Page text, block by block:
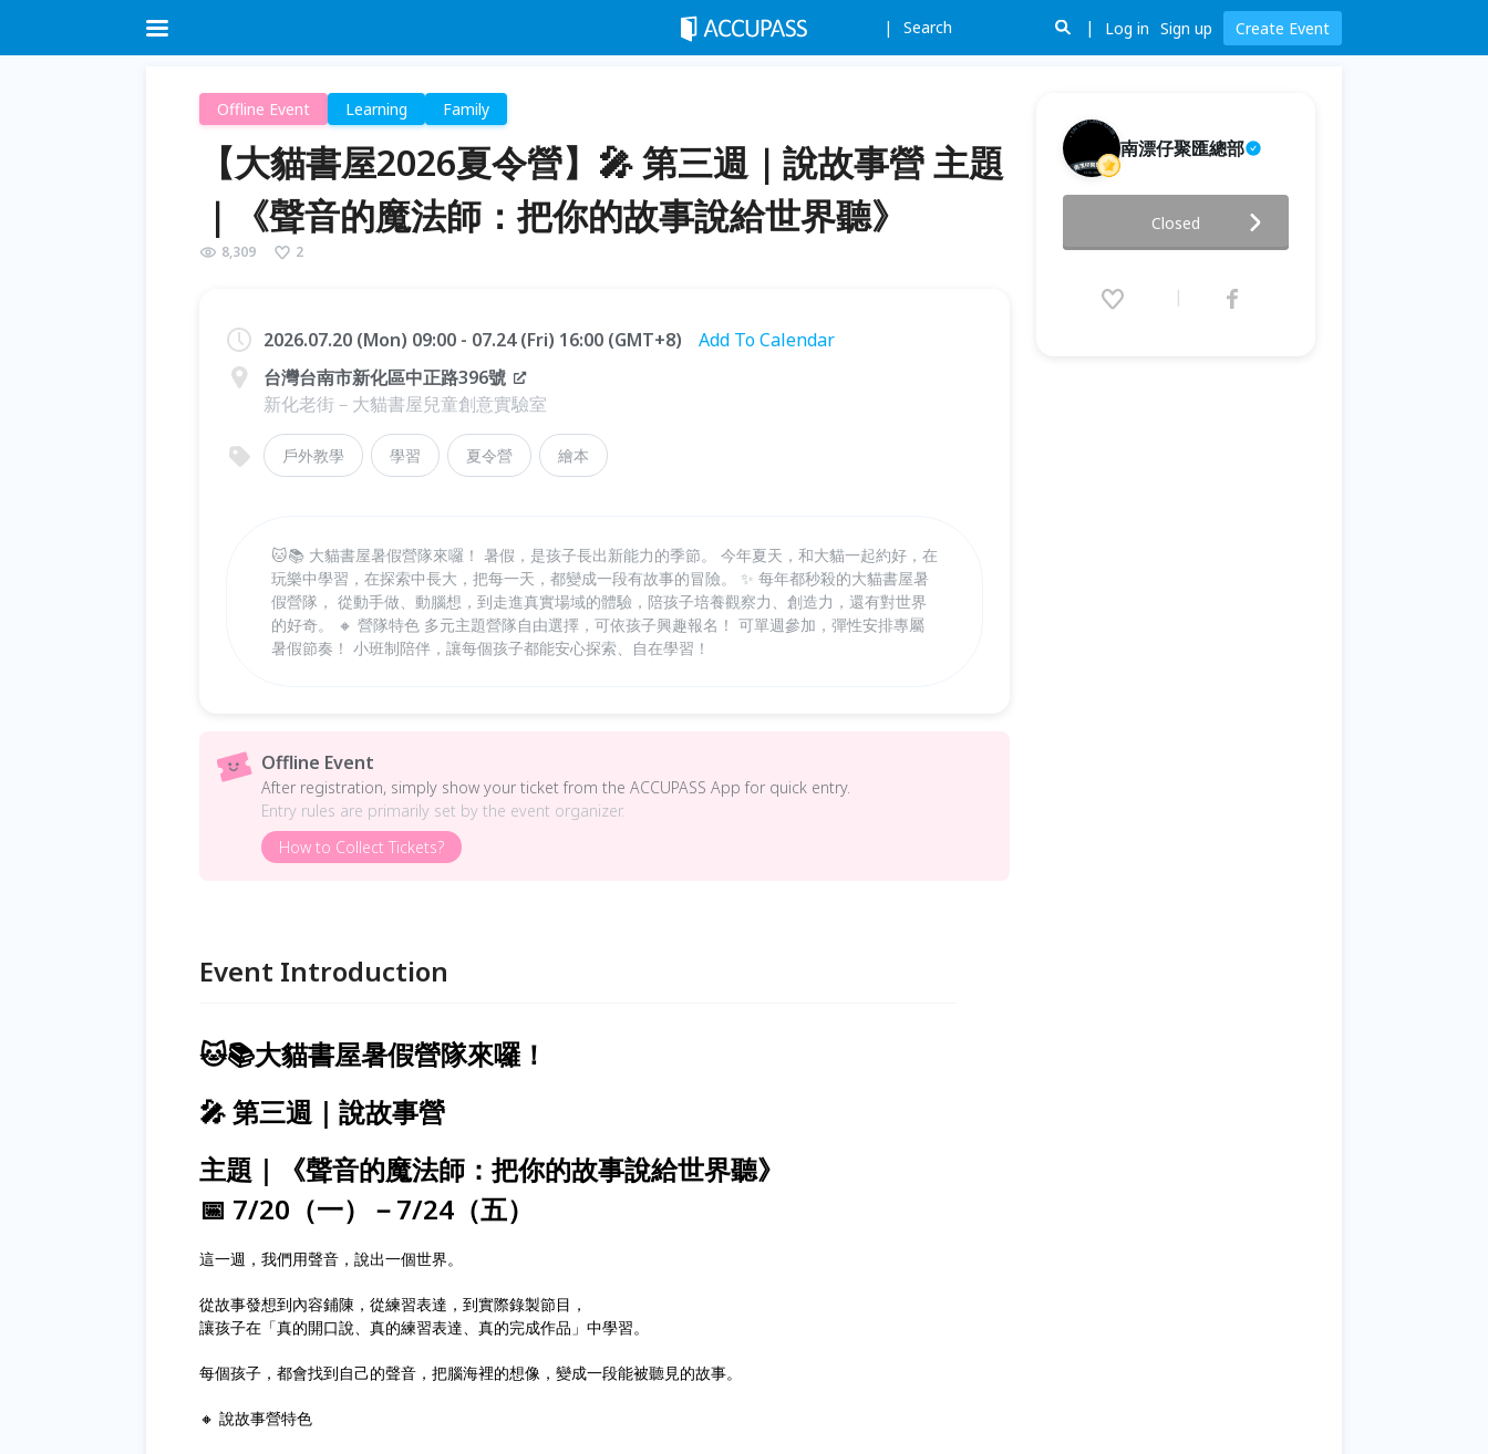
Search Log in Sign up Create Event
Offline Event Learning Family
【大貓書屋2026夏令營】🎤 第三週｜說故事營 主題
｜《聲音的魔法師：把你的故事說給世界聽》
8,309 2
2026.07.20 (Mon) 09:00 - 07.24 (Fri) 16:00 (GMT+8)
Add To Calendar
台灣台南市新化區中正路396號
新化老街－大貓書屋兒童創意實驗室
戶外教學 學習 夏令營 繪本
🐱📚 大貓書屋暑假營隊來囉！ 暑假，是孩子長出新能力的季節。 今年夏天，和大貓一起約好，在
玩樂中學習，在探索中長大，把每一天，都變成一段有故事的冒險。 ✨ 每年都秒殺的大貓書屋暑
假營隊， 從動手做、動腦想，到走進真實場域的體驗，陪孩子培養觀察力、創造力，還有對世界
的好奇。 🔸 營隊特色 多元主題營隊自由選擇，可依孩子興趣報名！ 可單週參加，彈性安排專屬
暑假節奏！ 小班制陪伴，讓每個孩子都能安心探索、自在學習！
Offline Event
After registration, simply show your ticket from the ACCUPASS App for quick entry.
Entry rules are primarily set by the event organizer.
How to Collect Tickets?
Event Introduction
🐱📚大貓書屋暑假營隊來囉！
🎤 第三週｜說故事營
主題｜《聲音的魔法師：把你的故事說給世界聽》
📅 7/20（一）－7/24（五）
這一週，我們用聲音，說出一個世界。
從故事發想到內容鋪陳，從練習表達，到實際錄製節目，
讓孩子在「真的開口說、真的練習表達、真的完成作品」中學習。
每個孩子，都會找到自己的聲音，把腦海裡的想像，變成一段能被聽見的故事。
🔸 說故事營特色
南漂仔聚匯總部
週｜說故事營 主題｜《聲音的魔
法師：把你的故事說給世界聽》
(Fri) 16:00 (GMT+8)
Closed